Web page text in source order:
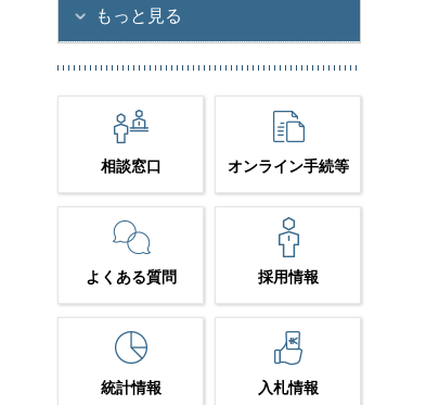
もっと見る
相談窓口 オンライン手続等
よくある質問 採用情報
統計情報 入札情報